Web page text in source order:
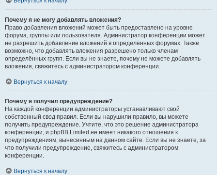
Почему я не могу добавлять вложения?
Право добавления вложений может быть предоставлено на уровне
форума, группы или пользователя. Администратор конференции может
не разрешить добавление вложений в определённых форумах. Также
возможно, что добавлять вложения разрешено только членам
определённых групп. Если вы не знаете, почему не можете добавлять
вложения, свяжитесь с администратором конференции.
Вернуться к началу
Почему я получил предупреждение?
На каждой конференции администраторы устанавливают свой
собственный свод правил. Если вы нарушили правило, вы можете
получить предупреждение. Учтите, что это решение администратора
конференции, и phpBB Limited не имеет никакого отношения к
предупреждениям, вынесенным на данном сайте. Если вы не знаете, за
что получили предупреждение, свяжитесь с администратором
конференции.
Вернуться к началу